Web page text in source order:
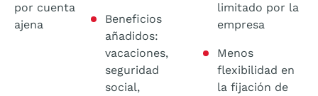
por cuenta
ajena
Beneficios
añadidos:
vacaciones,
seguridad
social,
limitado por la
empresa
Menos
flexibilidad en
la fijación de